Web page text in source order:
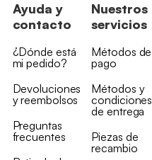
Ayuda y
contacto
¿Dónde está
mi pedido?
Devoluciones
y reembolsos
Preguntas
frecuentes
Nuestros
servicios
Métodos de
pago
Métodos y
condiciones
de entrega
Piezas de
recambio